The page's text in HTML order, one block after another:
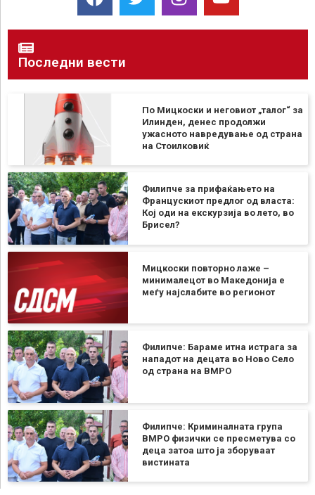
Последни вести
По Мицкоски и неговиот „талог“ за
Илинден, денес продолжи
ужасното навредување од страна
на Стоилковиќ
Филипче за прифаќањето на
Францускиот предлог од власта:
Кој оди на екскурзија во лето, во
Брисел?
Мицкоски повторно лаже –
минималецот во Македонија е
меѓу најслабите во регионот
Филипче: Бараме итна истрага за
нападот на децата во Ново Село
од страна на ВМРО
Филипче: Криминалната група
ВМРО физички се пресметува со
деца затоа што ја зборуваат
вистината